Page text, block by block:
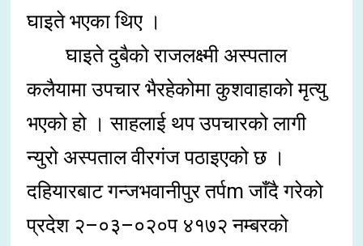
घाइते भएका थिए ।
घाइते दुबैको राजलक्ष्मी अस्पताल
कलैयामा उपचार भैरहेकोमा कुशवाहाको मृत्यु
भएको हो । साहलाई थप उपचारको लागी
न्युरो अस्पताल वीरगंज पठाइएको छ ।
दहियारबाट गन्जभवानीपुर तर्पm जाँदै गरेको
प्रदेश २–०३–०२०प ४१७२ नम्बरको